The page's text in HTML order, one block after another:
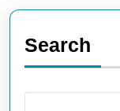
Search